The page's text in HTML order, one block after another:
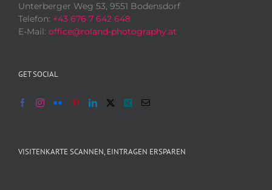
Unterberger Weg 53, 9551 Bodensdorf
Telefon: +43 676 7 642 648
E-Mail: office@roland-photography.at
GET SOCIAL
VISITENKARTE SCANNEN, EINTRAGEN ERSPAREN